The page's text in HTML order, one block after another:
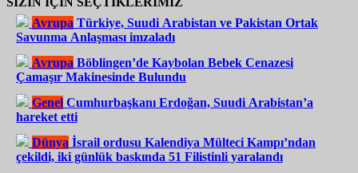
Avrupa Türkiye, Suudi Arabistan ve Pakistan Ortak
Savunma Anlaşması imzaladı
Avrupa Böblingen’de Kaybolan Bebek Cenazesi
Çamaşır Makinesinde Bulundu
Genel Cumhurbaşkanı Erdoğan, Suudi Arabistan’a
hareket etti
Dünya İsrail ordusu Kalendiya Mülteci Kampı’ndan
çekildi, iki günlük baskında 51 Filistinli yaralandı